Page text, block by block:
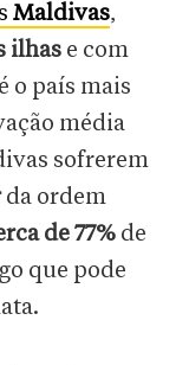
Maldivas,
ilhas e com
o país mais
média
sofrerem
da ordem
de 77% de
que pode